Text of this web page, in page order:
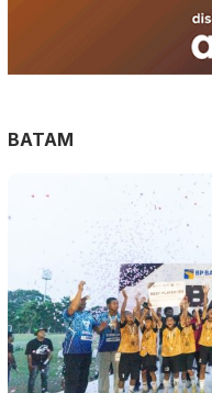
BATAM